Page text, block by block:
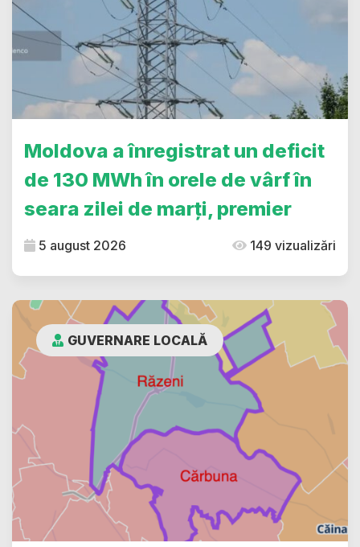
Moldova a înregistrat un deficit
de 130 MWh în orele de vârf în
seara zilei de marți, premier
5 august 2026 149 vizualizări
GUVERNARE LOCALĂ